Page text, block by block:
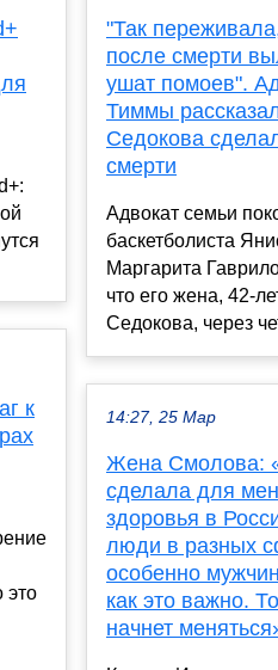
к
это
"Так
после смерти
ушат помоев".
Тиммы
Седокова
смерти
Адвокат семьи
баскетболиста
Маргарита
что его жена, 42-
Седокова, через
14:27, 25 Мар
Жена Смолова:
сделала для
здоровья в
люди в разных
особенно
как это важно.
начнет